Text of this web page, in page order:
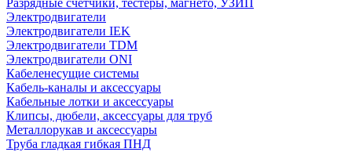
Разрядные счётчики, тестеры, магнето, УЗИП
Электродвигатели
Электродвигатели IEK
Электродвигатели TDM
Электродвигатели ONI
Кабеленесущие системы
Кабель-каналы и аксессуары
Кабельные лотки и аксессуары
Клипсы, дюбели, аксессуары для труб
Металлорукав и аксессуары
Труба гладкая гибкая ПНД